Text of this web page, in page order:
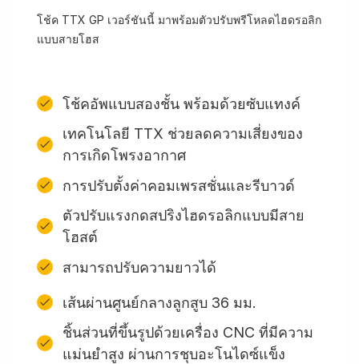
โช้ค TTX GP เวอร์ชันนี้ มาพร้อมตัวปรับพรีโหลดไฮดรอลิก
แบบสายโฮส
โช้คอัพแบบสองชั้น พร้อมด้วยซับแทงค์
เทคโนโลยี TTX ช่วยลดความเสี่ยงของ
การเกิดโพรงอากาศ
การปรับตั้งค่าคอมเพรสชั่นและรีบาวด์
ตัวปรับแรงกดสปริงไฮดรอลิกแบบมีสาย
โฮสต์
สามารถปรับความยาวได้
เส้นผ่านศูนย์กลางลูกสูบ 36 มม.
ชิ้นส่วนที่ขึ้นรูปด้วยเครื่อง CNC ที่มีความ
แม่นยำสูง ผ่านการชุบอะโนไดซ์แข็ง